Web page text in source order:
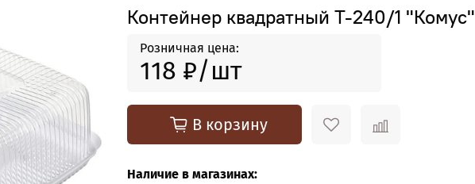
Контейнер квадратный Т-240/1 "Комус"
Розничная цена:
118 ₽
В корзину
Наличие в магазинах: